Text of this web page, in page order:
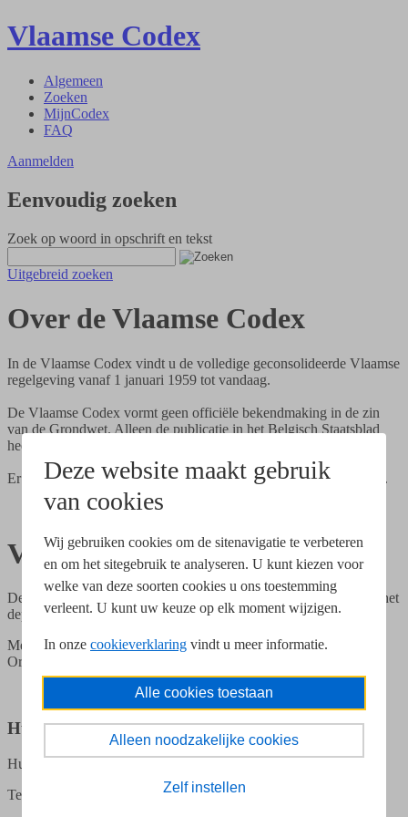
Deze website maakt gebruik
van cookies
Wij gebruiken cookies om de sitenavigatie te verbeteren
en om het sitegebruik te analyseren. U kunt kiezen voor
welke van deze soorten cookies u ons toestemming
verleent. U kunt uw keuze op elk moment wijzigen.
In onze cookieverklaring vindt u meer informatie.
Alle cookies toestaan
Alleen noodzakelijke cookies
Zelf instellen
Vlaamse Codex
Algemeen
Zoeken
MijnCodex
FAQ
Aanmelden
Eenvoudig zoeken
Zoek op woord in opschrift en tekst
Uitgebreid zoeken
Over de Vlaamse Codex
In de Vlaamse Codex vindt u de volledige geconsolideerde Vlaamse
regelgeving vanaf 1 januari 1959 tot vandaag.
De Vlaamse Codex vormt geen officiële bekendmaking in de zin
van de Grondwet. Alleen de publicatie in het Belgisch Staatsblad
heeft een officieel karakter.
Er is ook eenOpen Data API van de Vlaamse Codexbeschikbaar.
Vlaamse Overheid
De Vlaamse Codex wordt gemaakt door de juridische dienst van het
departement Kanselarij en Buitenlandse Zaken
Met wetenschappelijke medewerking van Prof. Em. dr. P. Van
Orshoven
Hulp nodig?
Hulp bij het zoeken in de Vlaamse Codex:
Technische helpdesk: 0800 935 13